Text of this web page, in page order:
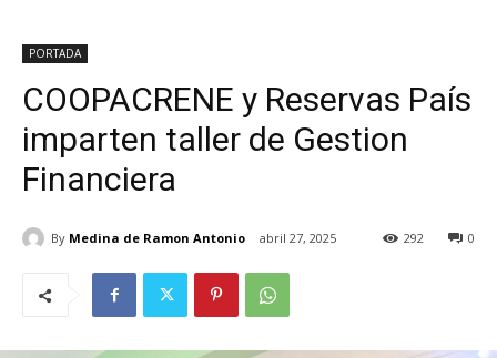
PORTADA
COOPACRENE y Reservas País
imparten taller de Gestion
Financiera
By Medina de Ramon Antonio abril 27, 2025 0
292